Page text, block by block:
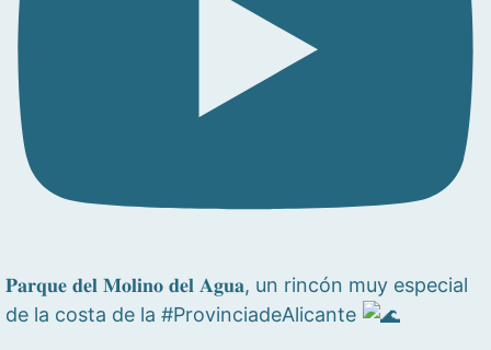
𝐏𝐚𝐫𝐪𝐮𝐞 𝐝𝐞𝐥 𝐌𝐨𝐥𝐢𝐧𝐨 𝐝𝐞𝐥 𝐀𝐠𝐮𝐚, un rincón muy especial
de la costa de la #ProvinciadeAlicante